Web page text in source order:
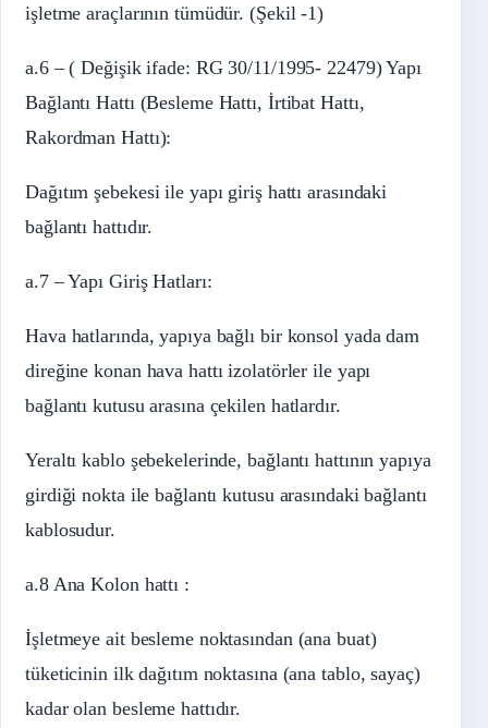
işletme araçlarının tümüdür. (Şekil -1)
a.6 – ( Değişik ifade: RG 30/11/1995- 22479) Yapı
Bağlantı Hattı (Besleme Hattı, İrtibat Hattı,
Rakordman Hattı):
Dağıtım şebekesi ile yapı giriş hattı arasındaki
bağlantı hattıdır.
a.7 – Yapı Giriş Hatları:
Hava hatlarında, yapıya bağlı bir konsol yada dam
direğine konan hava hattı izolatörler ile yapı
bağlantı kutusu arasına çekilen hatlardır.
Yeraltı kablo şebekelerinde, bağlantı hattının yapıya
girdiği nokta ile bağlantı kutusu arasındaki bağlantı
kablosudur.
a.8 Ana Kolon hattı :
İşletmeye ait besleme noktasından (ana buat)
tüketicinin ilk dağıtım noktasına (ana tablo, sayaç)
kadar olan besleme hattıdır.